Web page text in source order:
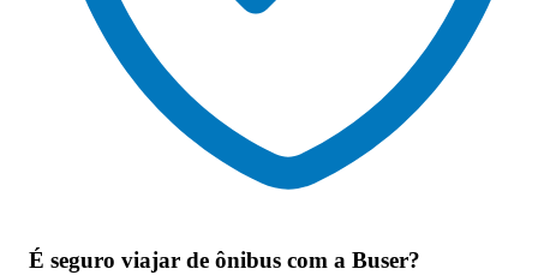
É seguro viajar de ônibus com a Buser?